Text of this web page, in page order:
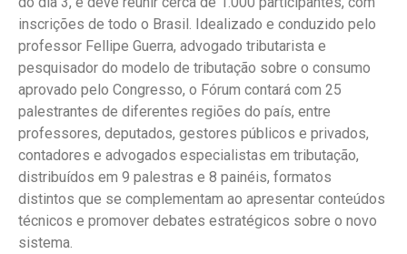
inscrições de todo o Brasil. Idealizado e conduzido pelo
professor Fellipe Guerra, advogado tributarista e
pesquisador do modelo de tributação sobre o consumo
aprovado pelo Congresso, o Fórum contará com 25
palestrantes de diferentes regiões do país, entre
professores, deputados, gestores públicos e privados,
contadores e advogados especialistas em tributação,
distribuídos em 9 palestras e 8 painéis, formatos
distintos que se complementam ao apresentar conteúdos
técnicos e promover debates estratégicos sobre o novo
sistema.